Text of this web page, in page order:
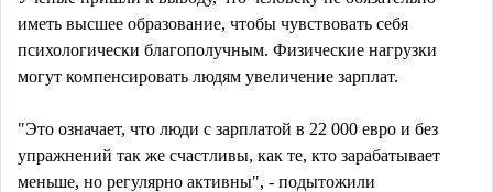
иметь высшее образование, чтобы чувствовать себя
психологически благополучным. Физические нагрузки
могут компенсировать людям увеличение зарплат.
"Это означает, что люди с зарплатой в 22 000 евро и без
упражнений так же счастливы, как те, кто зарабатывает
меньше, но регулярно активны", - подытожили